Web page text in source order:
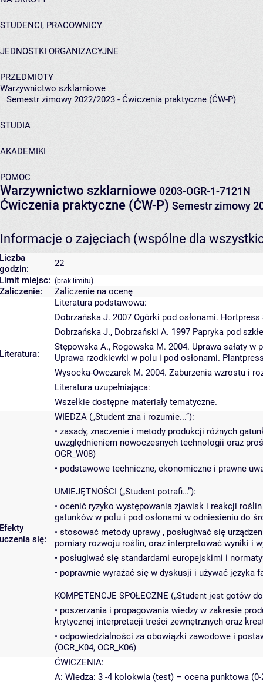
STUDENCI, PRACOWNICY
JEDNOSTKI ORGANIZACYJNE
PRZEDMIOTY
Warzywnictwo szklarniowe
Semestr zimowy 2022/2023 - Ćwiczenia praktyczne (ĆW-P)
STUDIA
AKADEMIKI
POMOC
Warzywnictwo szklarniowe 0203-OGR-1-7121N
Ćwiczenia praktyczne (ĆW-P) Semestr zimowy
Informacje o zajęciach (wspólne dla
Liczba
godzin:
22
Limit miejsc: (brak limitu)
Zaliczenie: Zaliczenie na ocenę
Literatura:
Literatura podstawowa:
Dobrzańska J. 2007 Ogórki pod osłonami. Hortpress
Dobrzańska J., Dobrzański A. 1997 Papryka pod
Stępowska A., Rogowska M. 2004. Uprawa sałaty
Uprawa rzodkiewki w polu i pod osłonami.
Wysocka-Owczarek M. 2004. Zaburzenia wzrostu i
Literatura uzupełniająca:
Wszelkie dostępne materiały tematyczne.
Efekty
uczenia się:
WIEDZA („Student zna i rozumie...”):
• zasady, znaczenie i metody produkcji różnych
uwzględnieniem nowoczesnych technologii oraz
OGR_W08)
• podstawowe techniczne, ekonomiczne i prawne
UMIEJĘTNOŚCI („Student potrafi…”):
• ocenić ryzyko występowania zjawisk i reakcji
gatunków w polu i pod osłonami w odniesieniu do
• stosować metody uprawy , posługiwać się
pomiary rozwoju roślin, oraz interpretować wyniki i
• posługiwać się standardami europejskimi i
• poprawnie wyrażać się w dyskusji i używać języka
KOMPETENCJE SPOŁECZNE („Student jest gotów
• poszerzania i propagowania wiedzy w zakresie
krytycznej interpretacji treści zewnętrznych oraz
• odpowiedzialności za obowiązki zawodowe i
(OGR_K04, OGR_K06)
ĆWICZENIA:
A: Wiedza: 3 -4 kolokwia (test) – ocena punktowa